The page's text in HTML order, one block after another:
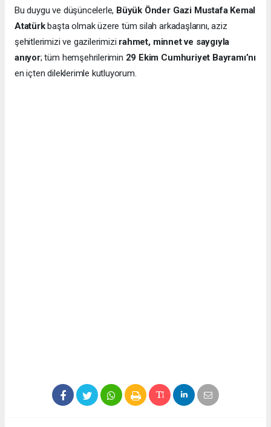
Bu duygu ve düşüncelerle, Büyük Önder Gazi Mustafa Kemal
Atatürkbaşta olmak üzere tüm silah arkadaşlarını, aziz
şehitlerimizi ve gazilerimizi rahmet, minnet ve saygıyla
anıyor; tüm hemşehrilerimin 29 Ekim Cumhuriyet Bayramı’nı
en içten dileklerimle kutluyorum.